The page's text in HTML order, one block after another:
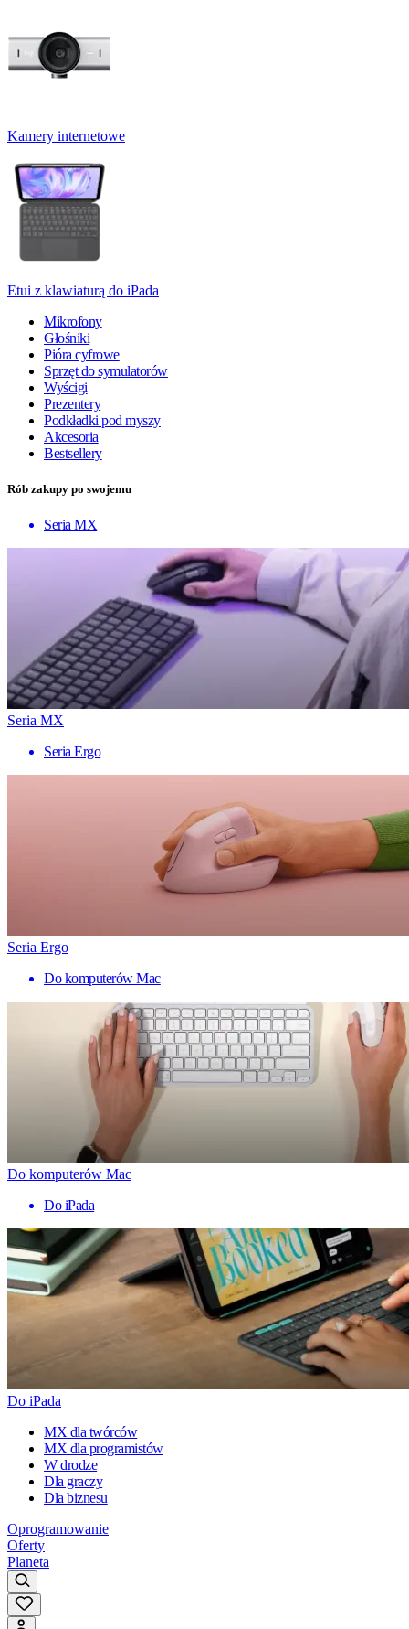
Kamery internetowe
Etui z klawiaturą do iPada
Mikrofony
Głośniki
Pióra cyfrowe
Sprzęt do symulatorów
Wyścigi
Prezentery
Podkładki pod myszy
Akcesoria
Bestsellery
Rób zakupy po swojemu
Seria MX
Seria MX
Seria Ergo
Seria Ergo
Do komputerów Mac
Do komputerów Mac
Do iPada
Do iPada
MX dla twórców
MX dla programistów
W drodze
Dla graczy
Dla biznesu
Oprogramowanie
Oferty
Planeta